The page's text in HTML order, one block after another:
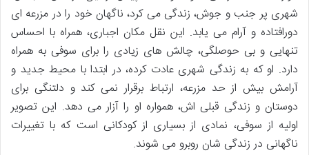
شهری پر جنب و جوش، زندگی می کرد، ناگهان خود را در مزرعه ای
دورافتاده و آرام می یابد. این نقل مکان اجباری، همراه با احساس
تنهایی و بی حوصلگی، چالش های زیادی را برای سوفی به همراه
دارد. او که به زندگی شهری عادت کرده، در ابتدا با محیط جدید و
آرامش بیش از حد مزرعه، ارتباط برقرار نمی کند و دلتنگی برای
دوستان و زندگی قبلی اش، همواره او را آزار می دهد. این تصویر
اولیه از سوفی، نمادی از بسیاری از کودکانی است که با تغییرات
ناگهانی در زندگی شان روبرو می شوند.